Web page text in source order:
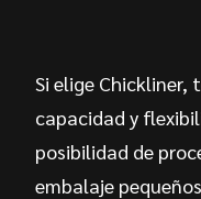
Si elige
capacidad y
posibilidad de
embalaje